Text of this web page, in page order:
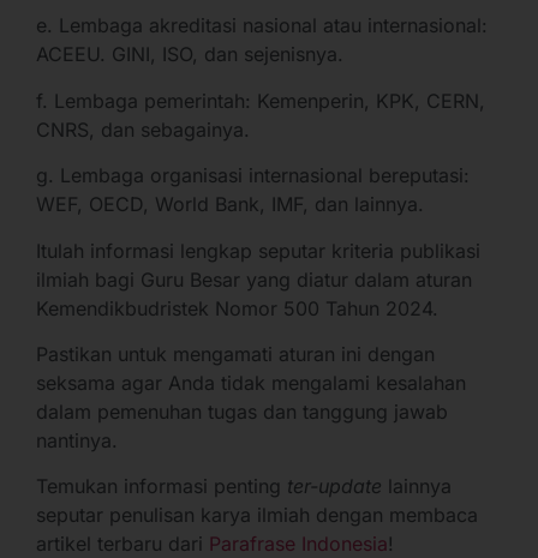
e. Lembaga akreditasi nasional atau internasional:
ACEEU. GINI, ISO, dan sejenisnya.
f. Lembaga pemerintah: Kemenperin, KPK, CERN,
CNRS, dan sebagainya.
g. Lembaga organisasi internasional bereputasi:
WEF, OECD, World Bank, IMF, dan lainnya.
Itulah informasi lengkap seputar kriteria publikasi
ilmiah bagi Guru Besar yang diatur dalam aturan
Kemendikbudristek Nomor 500 Tahun 2024.
Pastikan untuk mengamati aturan ini dengan
seksama agar Anda tidak mengalami kesalahan
dalam pemenuhan tugas dan tanggung jawab
nantinya.
Temukan informasi penting ter-update lainnya
seputar penulisan karya ilmiah dengan membaca
artikel terbaru dari Parafrase Indonesia!